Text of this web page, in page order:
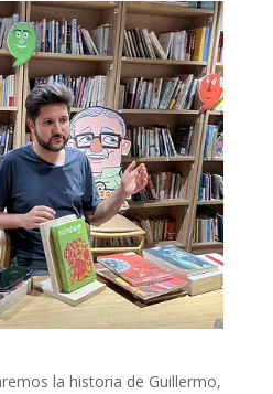
la historia de Guillermo,